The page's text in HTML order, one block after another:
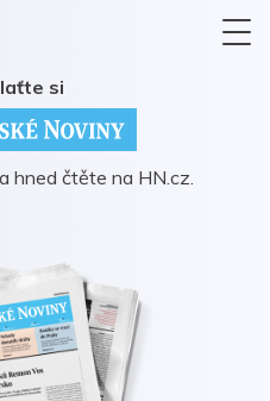
si
hned čtěte na HN.cz.